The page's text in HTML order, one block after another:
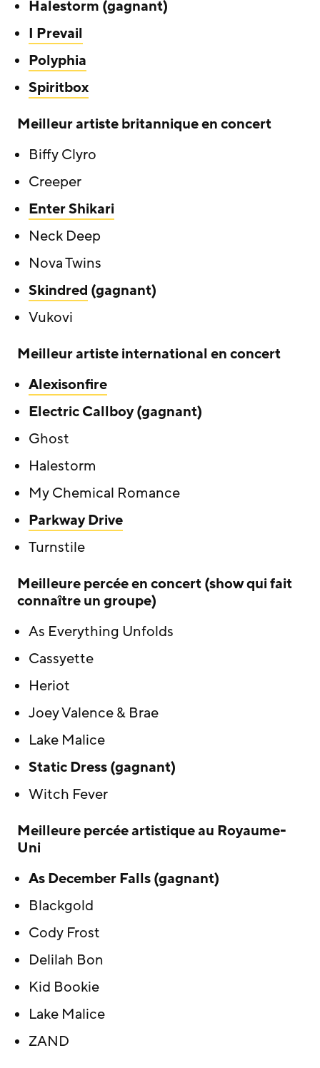
Halestorm (gagnant)
I Prevail
Polyphia
Spiritbox
Meilleur artiste britannique en concert
Biffy Clyro
Creeper
Enter Shikari
Neck Deep
Nova Twins
Skindred (gagnant)
Vukovi
Meilleur artiste international en concert
Alexisonfire
Electric Callboy (gagnant)
Ghost
Halestorm
My Chemical Romance
Parkway Drive
Turnstile
Meilleure percée en concert (show qui fait
connaître un groupe)
As Everything Unfolds
Cassyette
Heriot
Joey Valence & Brae
Lake Malice
Static Dress (gagnant)
Witch Fever
Meilleure percée artistique au Royaume-
Uni
As December Falls (gagnant)
Blackgold
Cody Frost
Delilah Bon
Kid Bookie
Lake Malice
ZAND